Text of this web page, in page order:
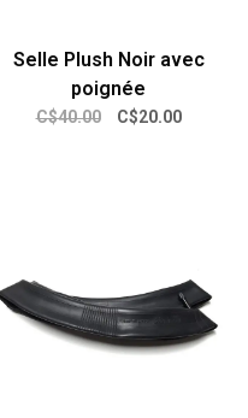
Selle Plush Noir avec
poignée
C$40.00 C$20.00